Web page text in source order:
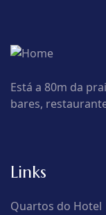
Está a 80m da
bares,
Links
Quartos do Hotel